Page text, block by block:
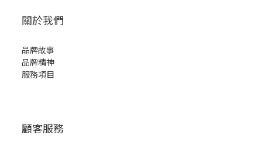
關於我們
品牌故事
品牌精神
服務項目
顧客服務